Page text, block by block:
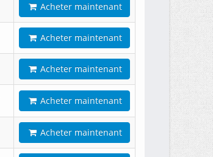
Acheter maintenant
Acheter maintenant
Acheter maintenant
Acheter maintenant
Acheter maintenant